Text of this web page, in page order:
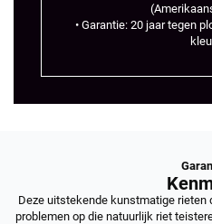
• Garantie: 20 jaar tegen
Deze uitstekende kunstmatige
problemen op die natuurlijk riet